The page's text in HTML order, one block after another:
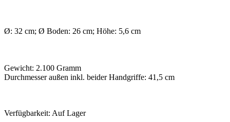
Ø: 32 cm; Ø Boden: 26 cm; Höhe: 5,6 cm
Gewicht: 2.100 Gramm
Durchmesser außen inkl. beider Handgriffe: 41,5 cm
Verfügbarkeit: Auf Lager